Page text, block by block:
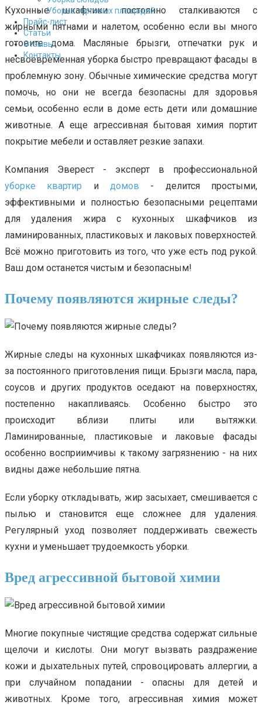
Уборка торговых площадей
Прайс-лист
Cтатьи
Отзывы
Контакты
Кухонные шкафчики постоянно сталкиваются с
жирными пятнами и налетом, особенно если вы много
готовите дома. Масляные брызги, отпечатки рук и
несвоевременная уборка быстро превращают фасады в
проблемную зону. Обычные химические средства могут
помочь, но они не всегда безопасны для здоровья
семьи, особенно если в доме есть дети или домашние
животные. А еще агрессивная бытовая химия портит
покрытие мебели и оставляет резкие запахи.
Компания Эверест - эксперт в профессиональной
уборке квартир идомов - делится простыми,
эффективными и полностью безопасными рецептами
для удаления жира с кухонных шкафчиков из
ламинированных, пластиковых и лаковых поверхностей.
Всё можно приготовить из того, что уже есть под рукой.
Ваш дом останется чистым и безопасным!
Почему появляются жирные следы?
Жирные следы на кухонных шкафчиках появляются из-
за постоянного приготовления пищи. Брызги масла, пара,
соусов и других продуктов оседают на поверхностях,
постепенно накапливаясь. Особенно быстро это
происходит вблизи плиты или вытяжки.
Ламинированные, пластиковые и лаковые фасады
особенно восприимчивы к такому загрязнению - на них
видны даже небольшие пятна.
Если уборку откладывать, жир засыхает, смешивается с
пылью и становится еще сложнее для удаления.
Регулярный уход позволяет поддерживать свежесть
кухни и уменьшает трудоемкость уборки.
Вред агрессивной бытовой химии
Многие покупные чистящие средства содержат сильные
щелочи и кислоты. Они могут вызвать раздражение
кожи и дыхательных путей, спровоцировать аллергии, а
при случайном попадании - опасны для детей и
животных. Кроме того, агрессивная химия может